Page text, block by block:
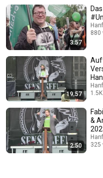
Plattformen! #Hanfparade2023
3:57
880
19:57
2:50
&
325